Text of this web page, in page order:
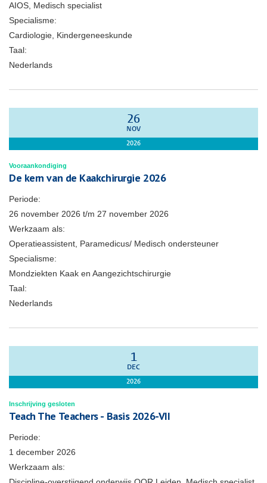
AIOS, Medisch specialist
Specialisme:
Cardiologie, Kindergeneeskunde
Taal:
Nederlands
26
NOV
2026
Vooraankondiging
De kern van de Kaakchirurgie 2026
Periode:
26 november 2026 t/m 27 november 2026
Werkzaam als:
Operatieassistent, Paramedicus/ Medisch ondersteuner
Specialisme:
Mondziekten Kaak en Aangezichtschirurgie
Taal:
Nederlands
1
DEC
2026
Inschrijving gesloten
Teach The Teachers - Basis 2026-VII
Periode:
1 december 2026
Werkzaam als: